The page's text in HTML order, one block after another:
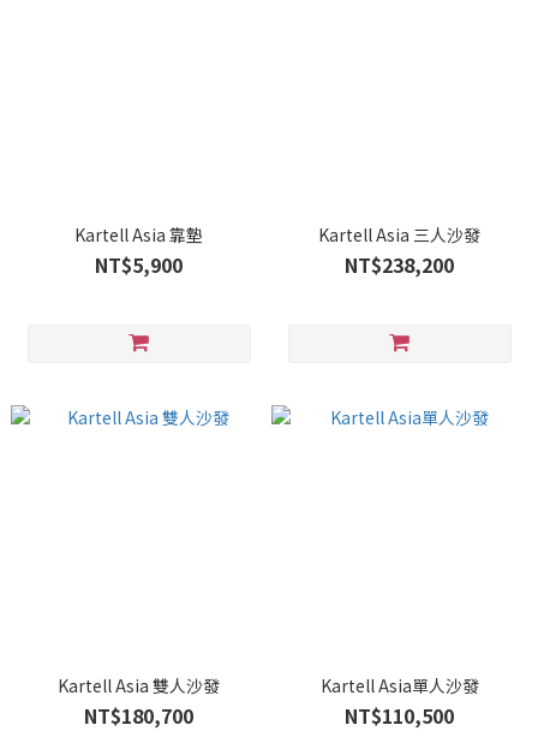
Kartell Asia 靠墊
NT$5,900
Kartell Asia 三人沙發
NT$238,200
Kartell Asia 雙人沙發
NT$180,700
Kartell Asia單人沙發
NT$110,500